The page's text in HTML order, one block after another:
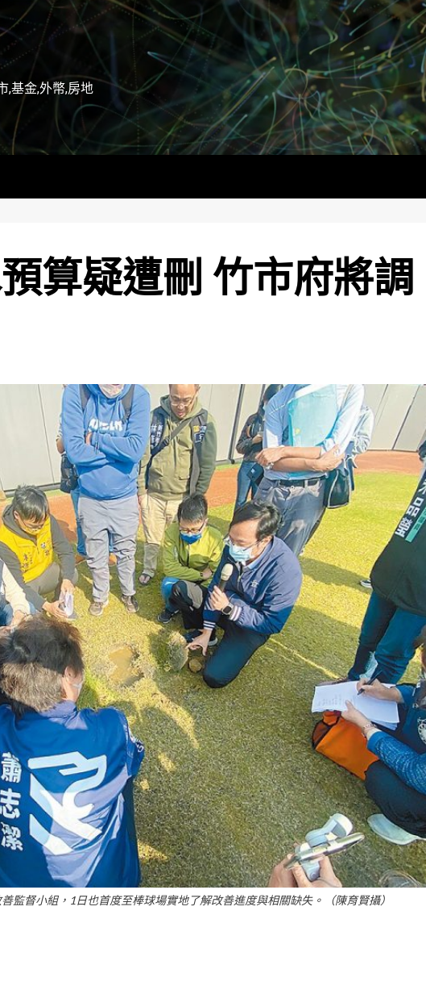
,基金,外幣,房地
算疑遭刪 竹市府將調
監督小組，1日也首度至棒球場實地了解改善進度與相關缺失。（陳育賢攝）